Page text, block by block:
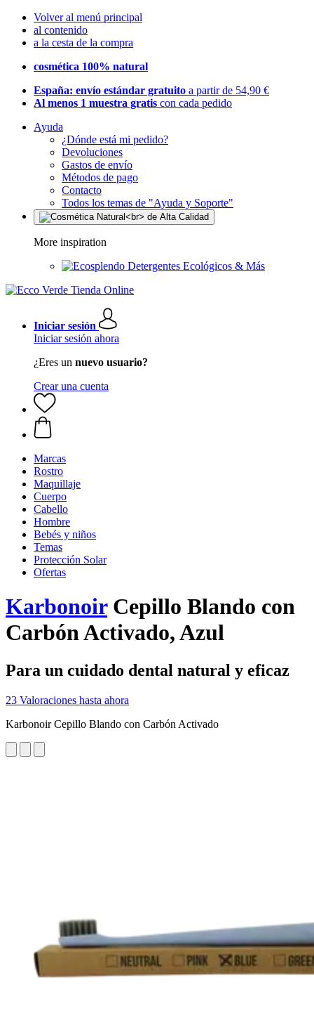
Volver al menú principal
al contenido
a la cesta de la compra
cosmética 100% natural
España: envío estándar gratuito a partir de 54,90 €
Al menos 1 muestra gratis con cada pedido
Ayuda
¿Dónde está mi pedido?
Devoluciones
Gastos de envío
Métodos de pago
Contacto
Todos los temas de "Ayuda y Soporte"
More inspiration
Detergentes Ecológicos & Más
Iniciar sesión
Iniciar sesión ahora
¿Eres un nuevo usuario?
Crear una cuenta
Marcas
Rostro
Maquillaje
Cuerpo
Cabello
Hombre
Bebés y niños
Temas
Protección Solar
Ofertas
KarbonoirCepillo Blando con
Carbón Activado, Azul
Para un cuidado dental natural y eficaz
23 Valoraciones hasta ahora
Karbonoir Cepillo Blando con Carbón Activado